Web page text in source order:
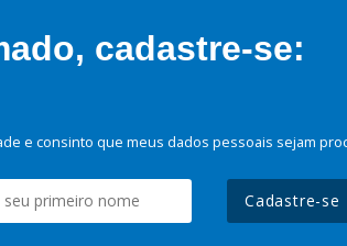
cadastre-se:
e consinto que meus dados pessoais sejam
Cadastre-se